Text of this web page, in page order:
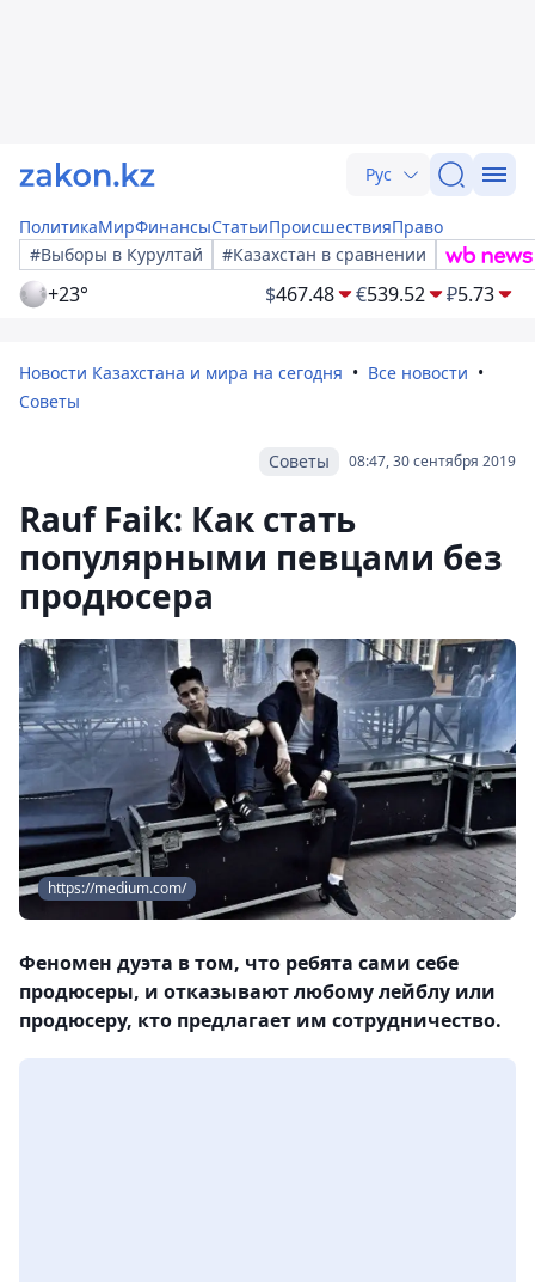
Рус
ПолитикаМирФинансыСтатьиПроисшествияПраво
#Выборы в Курултай
#Казахстан в сравнении
+23° $467.48 €539.52 ₽5.73
Новости Казахстана и мира на сегодня
Все новости
Советы
08:47, 30 сентября 2019
Советы
Rauf Faik: Как стать
популярными певцами без
продюсера
https://medium.com/
Феномен дуэта в том, что ребята сами себе
продюсеры, и отказывают любому лейблу или
продюсеру, кто предлагает им сотрудничество.